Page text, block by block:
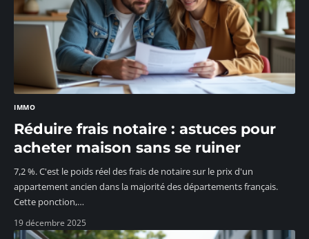
IMMO
Réduire frais notaire : astuces pour
acheter maison sans se ruiner
7,2 %. C'est le poids réel des frais de notaire sur le prix d'un
appartement ancien dans la majorité des départements français.
Cette ponction,…
19 décembre 2025